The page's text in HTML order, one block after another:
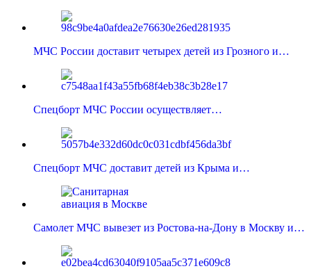
МЧС России доставит четырех детей из Грозного и…
Спецборт МЧС России осуществляет…
Спецборт МЧС доставит детей из Крыма и…
Самолет МЧС вывезет из Ростова-на-Дону в Москву и…